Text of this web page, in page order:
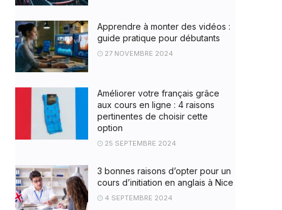
Apprendre à monter des vidéos :
guide pratique pour débutants
27 NOVEMBRE 2024
Améliorer votre français grâce
aux cours en ligne : 4 raisons
pertinentes de choisir cette
option
25 SEPTEMBRE 2024
3 bonnes raisons d’opter pour un
cours d’initiation en anglais à Nice
4 SEPTEMBRE 2024